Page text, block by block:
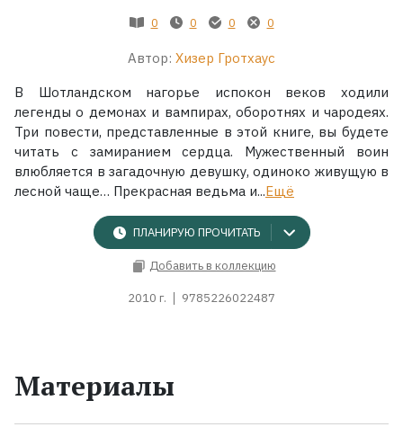
Экранизации 0 0 0 0
Автор: Хизер Гротхаус
В Шотландском нагорье испокон веков ходили
легенды о демонах и вампирах, оборотнях и чародеях.
Три повести, представленные в этой книге, вы будете
читать с замиранием сердца. Мужественный воин
влюбляется в загадочную девушку, одиноко живущую в
лесной чаще… Прекрасная ведьма и...Ещё
ПЛАНИРУЮ ПРОЧИТАТЬ
Добавить в коллекцию
2010 г. 9785226022487
Материалы